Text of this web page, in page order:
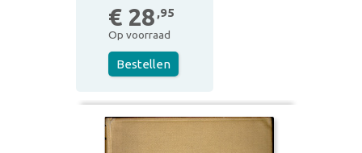
€ 28 ,95
Op voorraad
Bestellen